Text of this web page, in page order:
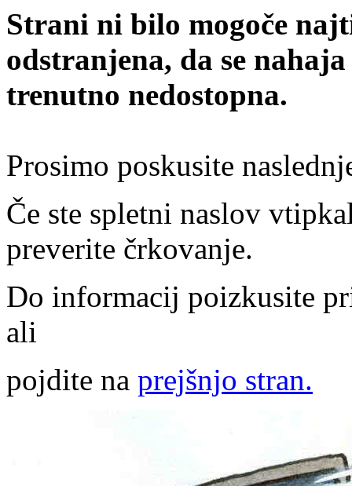
Strani ni bilo mogoče
odstranjena, da se
trenutno nedostopna.
Prosimo poskusite
Če ste spletni naslov
preverite črkovanje.
Do informacij poizkusite
ali
pojdite na prejšnjo stran.